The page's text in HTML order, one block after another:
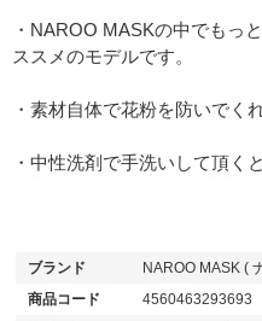
・NAROO MASKの中でもっ
ススメのモデルです。
・素材自体で花粉を防いでく
・中性洗剤で手洗いして頂く
ブランド
NAROO MASK (
商品コード
4560463293693